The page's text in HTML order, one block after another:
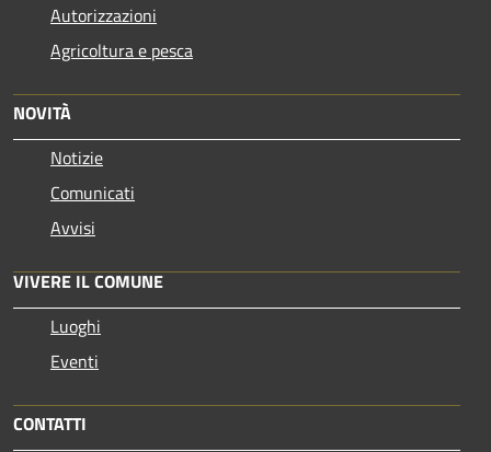
Autorizzazioni
Agricoltura e pesca
NOVITÀ
Notizie
Comunicati
Avvisi
VIVERE IL COMUNE
Luoghi
Eventi
CONTATTI